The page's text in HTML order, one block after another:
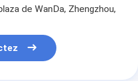
de WanDa, Zhengzhou,